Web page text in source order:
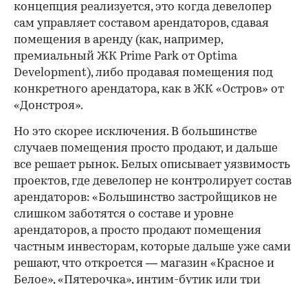
концепция реализуется, это когда девелопер
сам управляет составом арендаторов, сдавая
помещения в аренду (как, например,
премиальный ЖК Prime Park от Optima
Development), либо продавая помещения под
конкретного арендатора, как в ЖК «Остров» от
«Донстроя».
Но это скорее исключения. В большинстве
случаев помещения просто продают, и дальше
все решает рынок. Белых описывает уязвимость
проектов, где девелопер не контролирует состав
арендаторов: «Большинство застройщиков не
слишком заботятся о составе и уровне
арендаторов, а просто продают помещения
частным инвесторам, которые дальше уже сами
решают, что откроется — магазин «Красное и
Белое», «Пятерочка», интим-бутик или три